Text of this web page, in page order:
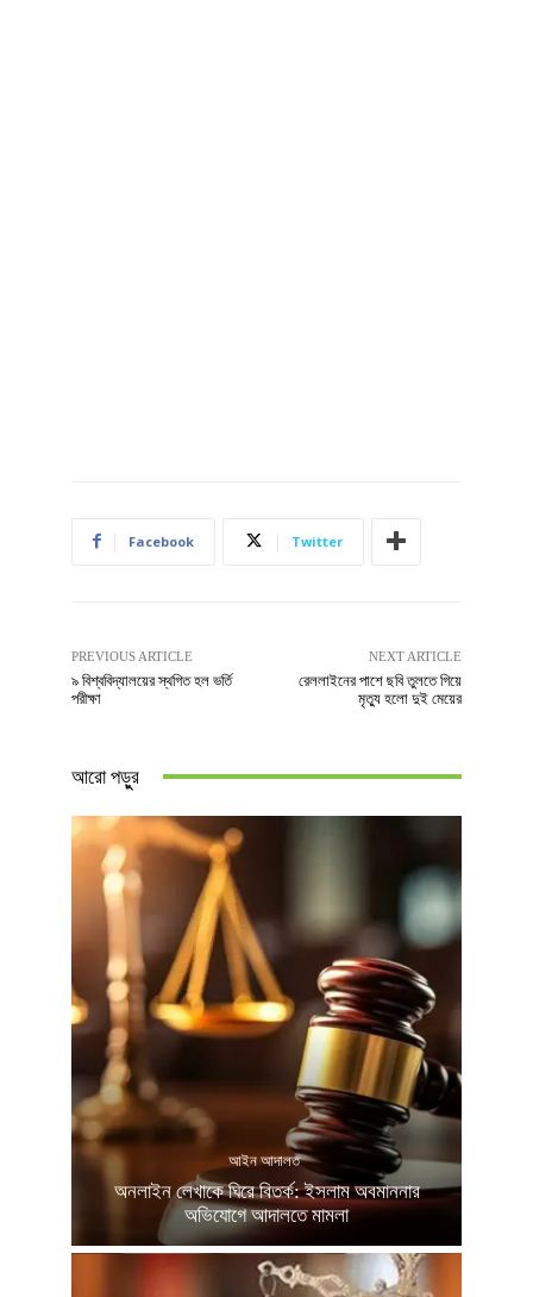
Facebook Twitter
PREVIOUS ARTICLE
৯ বিশ্ববিদ্যালয়ের স্থগিত হল ভর্তি
পরীক্ষা
NEXT ARTICLE
রেললাইনের পাশে ছবি তুলতে গিয়ে
মৃত্যু হলো দুই মেয়ের
আরো পড়ুুর
আইন আদালত
অনলাইন লেখাকে ঘিরে বিতর্ক: ইসলাম অবমাননার
অভিযোগে আদালতে মামলা